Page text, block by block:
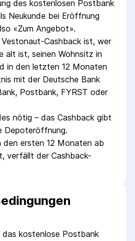
des kostenlosen Postbank
Neukunde bei Eröffnung
«Zum Angebot».
Cashback ist, wer
alt ist, seinen Wohnsitz in
in den letzten 12 Monaten
mit der Deutsche Bank
Postbank, FYRST oder
nötig – das Cashback gibt
Depoteröffnung.
den ersten 12 Monaten ab
verfällt der Cashback-
das kostenlose Postbank